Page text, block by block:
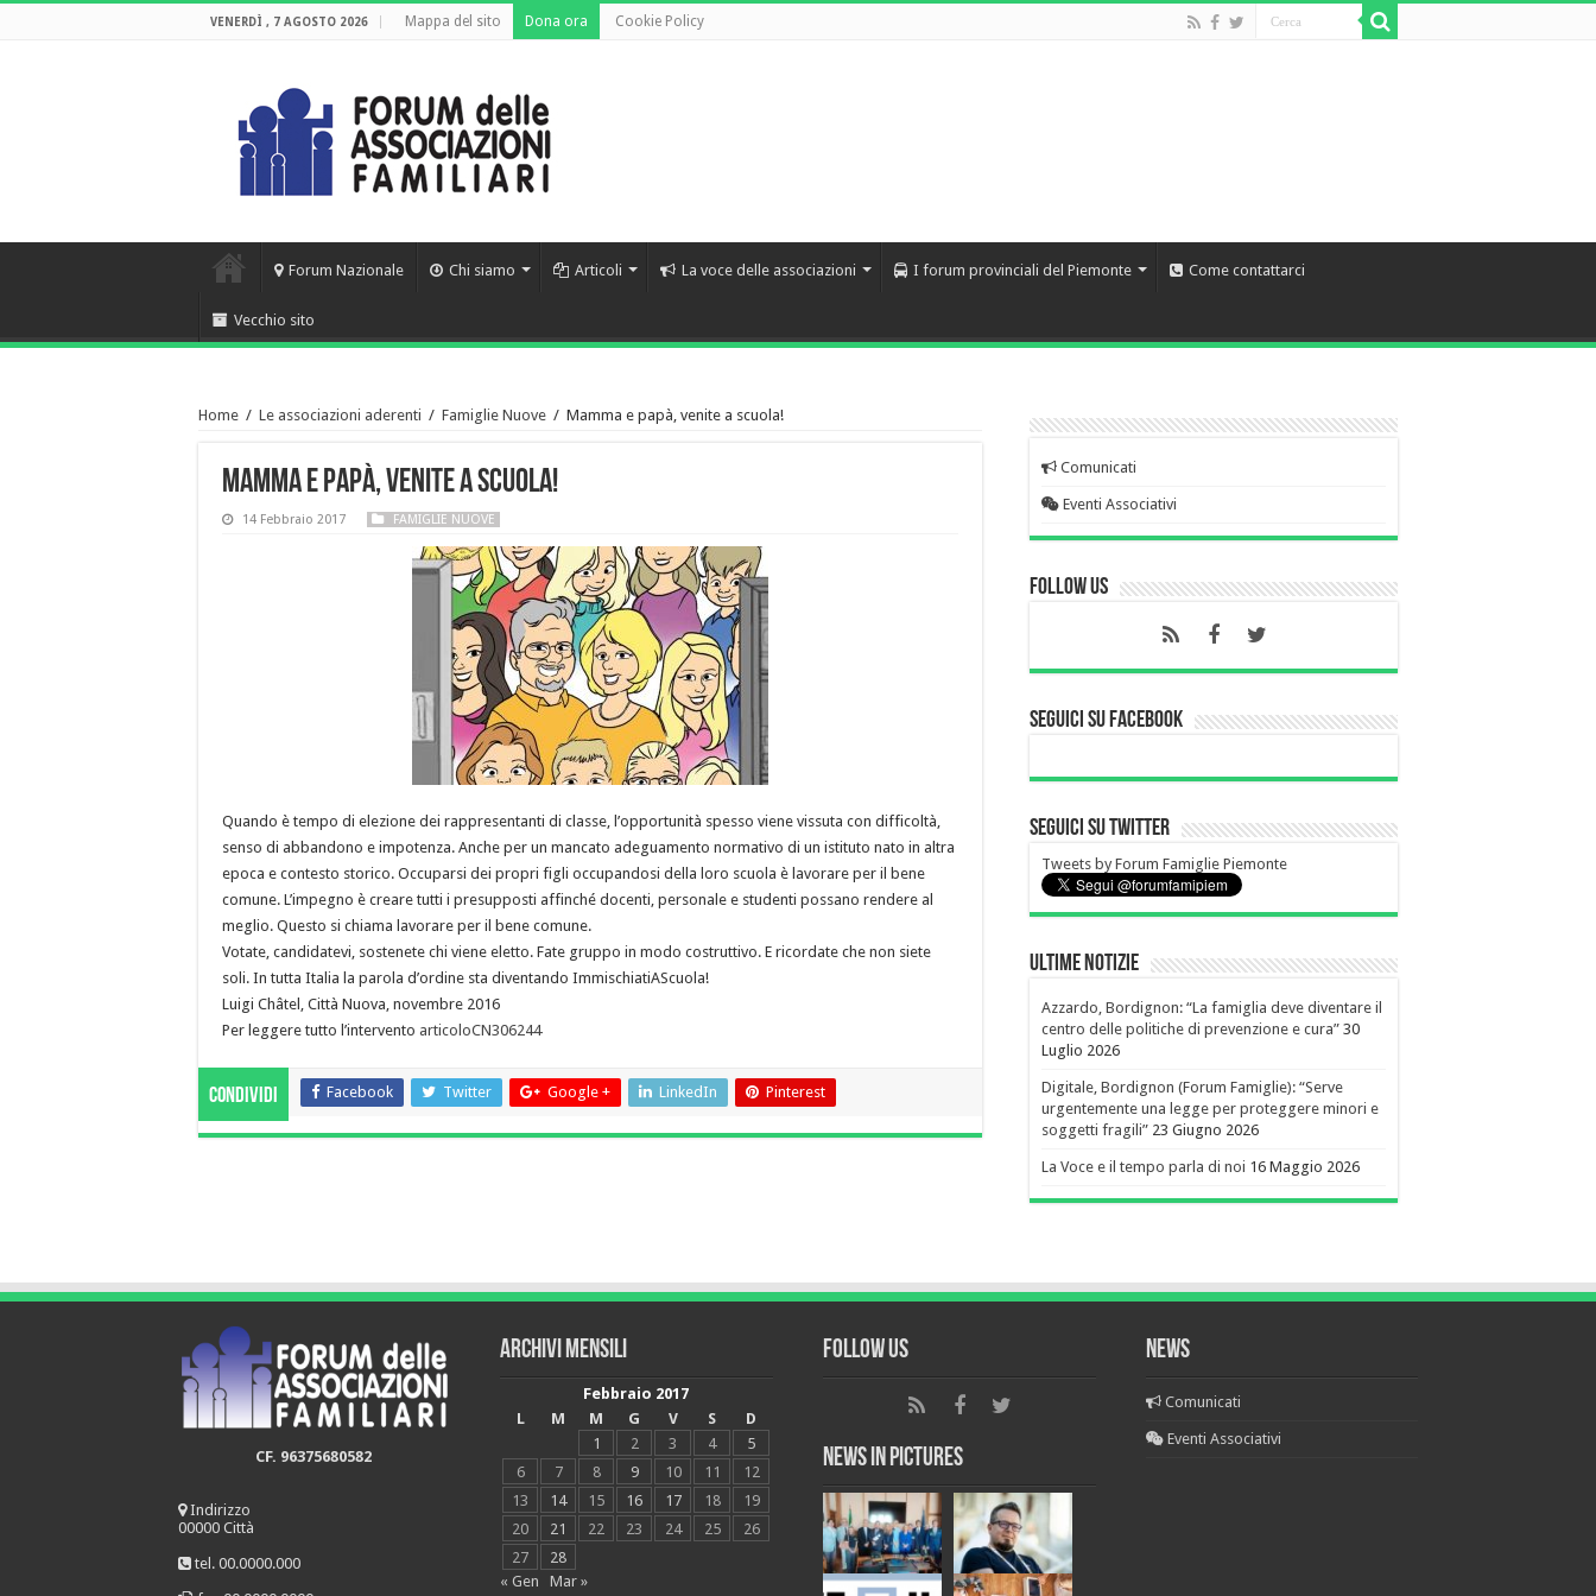
VENERDÌ , 7 AGOSTO 2026 Mappa del sito Dona ora Cookie Policy
Forum Nazionale Chi siamo Articoli La voce delle associazioni I forum provinciali del Piemonte Come contattarci
Vecchio sito
Home / Le associazioni aderenti / Famiglie Nuove / Mamma e papà, venite a scuola!
Mamma e papà, venite a scuola!
14 Febbraio 2017 FAMIGLIE NUOVE
Quando è tempo di elezione dei rappresentanti di classe, l’opportunità spesso viene vissuta con difficoltà,
senso di abbandono e impotenza. Anche per un mancato adeguamento normativo di un istituto nato in altra
epoca e contesto storico. Occuparsi dei propri figli occupandosi della loro scuola è lavorare per il bene
comune. L’impegno è creare tutti i presupposti affinché docenti, personale e studenti possano rendere al
meglio. Questo si chiama lavorare per il bene comune.
Votate, candidatevi, sostenete chi viene eletto. Fate gruppo in modo costruttivo. E ricordate che non siete
soli. In tutta Italia la parola d’ordine sta diventando ImmischiatiAScuola!
Luigi Châtel, Città Nuova, novembre 2016
Per leggere tutto l’intervento articoloCN306244
Condividi Facebook Twitter Google + LinkedIn Pinterest
Comunicati
Eventi Associativi
Follow Us
Seguici su Facebook
Seguici su Twitter
Tweets by Forum Famiglie Piemonte
Ultime notizie
Azzardo, Bordignon: “La famiglia deve diventare il
centro delle politiche di prevenzione e cura” 30
Luglio 2026
Digitale, Bordignon (Forum Famiglie): “Serve
urgentemente una legge per proteggere minori e
soggetti fragili” 23 Giugno 2026
La Voce e il tempo parla di noi 16 Maggio 2026
CF. 96375680582
Indirizzo
00000 Città
tel. 00.0000.000
Archivi mensili
Febbraio 2017
L
M M G V S
D
1
2 3 4
5
6
7 8 9 10 11
12
13
14 15 16 17 18
19
20
21 22 23 24 25
26
27
28
« Gen
Mar »
Follow Us
News in Pictures
NEWS
Comunicati
Eventi Associativi